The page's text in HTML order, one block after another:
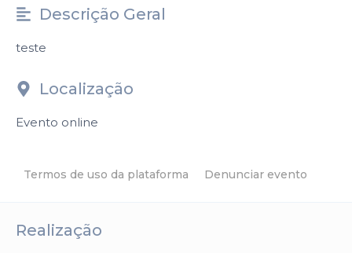
Descrição Geral
teste
Localização
Evento online
Termos de uso da plataforma Denunciar evento
Realização